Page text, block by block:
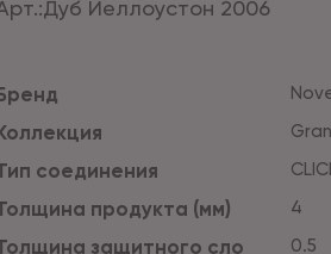
Дуб Йеллоустон 2006
соединения
продукта (мм) 4
защитного сло
0.5